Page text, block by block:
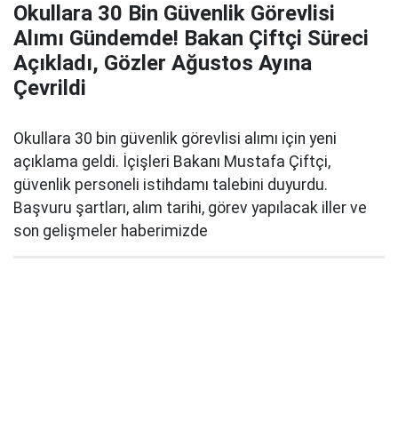
Okullara 30 Bin Güvenlik Görevlisi
Alımı Gündemde! Bakan Çiftçi Süreci
Açıkladı, Gözler Ağustos Ayına
Çevrildi
Okullara 30 bin güvenlik görevlisi alımı için yeni
açıklama geldi. İçişleri Bakanı Mustafa Çiftçi,
güvenlik personeli istihdamı talebini duyurdu.
Başvuru şartları, alım tarihi, görev yapılacak iller ve
son gelişmeler haberimizde